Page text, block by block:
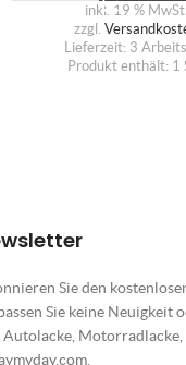
inkl. 19 % MwSt.
zzgl.
Lieferzeit: 3
Produkt enthält: 1
Sie den
Sie keine Neuigkeit
Autolacke, Motorradlacke,